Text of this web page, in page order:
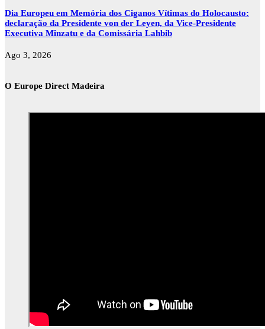
Dia Europeu em Memória dos Ciganos Vítimas do Holocausto:
declaração da Presidente von der Leyen, da Vice-Presidente
Executiva Mînzatu e da Comissária Lahbib
Ago 3, 2026
O Europe Direct Madeira